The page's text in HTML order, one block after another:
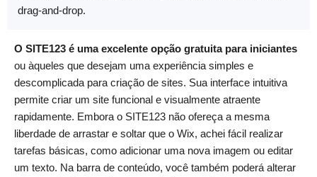
drag-and-drop.
O SITE123 é uma excelente opção gratuita para iniciantes
ou àqueles que desejam uma experiência simples e
descomplicada para criação de sites. Sua interface intuitiva
permite criar um site funcional e visualmente atraente
rapidamente. Embora o SITE123 não ofereça a mesma
liberdade de arrastar e soltar que o Wix, achei fácil realizar
tarefas básicas, como adicionar uma nova imagem ou editar
um texto. Na barra de conteúdo, você também poderá alterar